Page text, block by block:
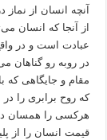
آنچه انسان از
از آنجا که انسان
عبادت است و در
در روبه رو گناهان
مقام و جایگاهی که
که روح برابری را
هرکسی را همسان در
قیمت انسان را از